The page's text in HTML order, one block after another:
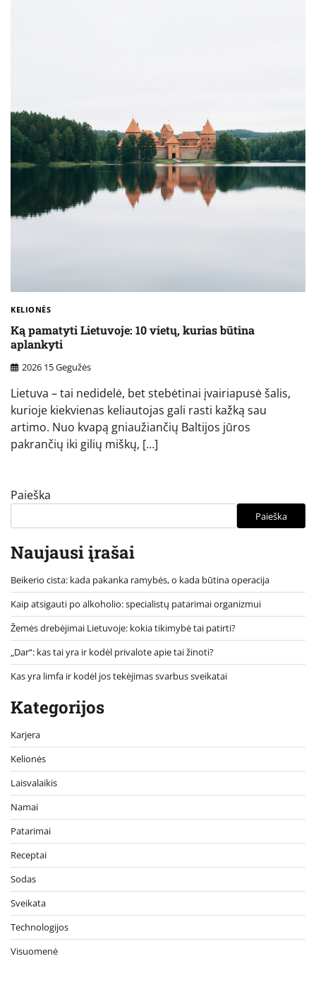
KELIONĖS
Ką pamatyti Lietuvoje: 10 vietų, kurias būtina
aplankyti
2026 15 Gegužės
Lietuva – tai nedidelė, bet stebėtinai įvairiapusė šalis,
kurioje kiekvienas keliautojas gali rasti kažką sau
artimo. Nuo kvapą gniaužiančių Baltijos jūros
pakrančių iki gilių miškų, […]
Paieška
Paieška
Naujausi įrašai
Beikerio cista: kada pakanka ramybės, o kada būtina operacija
Kaip atsigauti po alkoholio: specialistų patarimai organizmui
Žemės drebėjimai Lietuvoje: kokia tikimybė tai patirti?
„Dar“: kas tai yra ir kodėl privalote apie tai žinoti?
Kas yra limfa ir kodėl jos tekėjimas svarbus sveikatai
Kategorijos
Karjera
Kelionės
Laisvalaikis
Namai
Patarimai
Receptai
Sodas
Sveikata
Technologijos
Visuomenė